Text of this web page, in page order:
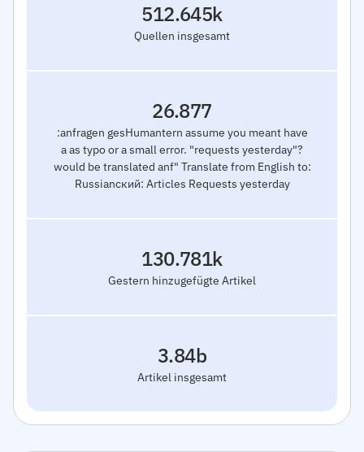
Quellen insgesamt
512.645k
:anfragen gesHumantern assume you meant have
a as typo or a small error. "requests yesterday"?
would be translated anf" Translate from English to:
Russianский: Articles Requests yesterday
26.877
Gestern hinzugefügte Artikel
130.781k
Artikel insgesamt
3.84b